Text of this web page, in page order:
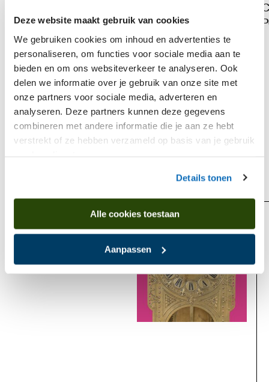
Deze website maakt gebruik van cookies
We gebruiken cookies om inhoud en advertenties te
personaliseren, om functies voor sociale media aan te
bieden en om ons websiteverkeer te analyseren. Ook
delen we informatie over je gebruik van onze site met
onze partners voor sociale media, adverteren en
analyseren. Deze partners kunnen deze gegevens
combineren met andere informatie die je aan ze hebt
verstrekt of ze hebben verzameld op basis van je gebruik
Details tonen
Alle cookies toestaan
Aanpassen